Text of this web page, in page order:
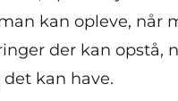
kan opleve,
der kan opstå,
kan have.